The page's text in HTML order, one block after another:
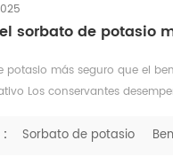
potasio más seguro que el
Los conservantes
: Sorbato de potasio